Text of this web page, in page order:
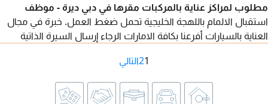
مطلوب لمراكز عناية بالمركبات مقرها في دبي ديرة - موظف
استقبال الالمام باللهجة الخليجية تحمل ضغط العمل. خبرة في مجال
العناية بالسيارات أفرعنا بكافة الامارات الرجاء إرسال السيرة الذاتية
1
2التالي